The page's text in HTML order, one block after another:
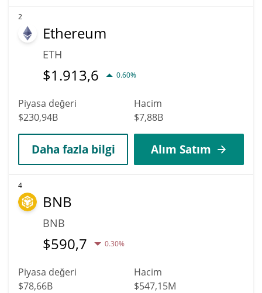
2
Ethereum
ETH
$1.913,6 0.60%
Piyasa değeri
$230,94B
Hacim
$7,88B
Daha fazla bilgi Alım Satım
4
BNB
BNB
$590,7 0.30%
Piyasa değeri
$78,66B
Hacim
$547,15M